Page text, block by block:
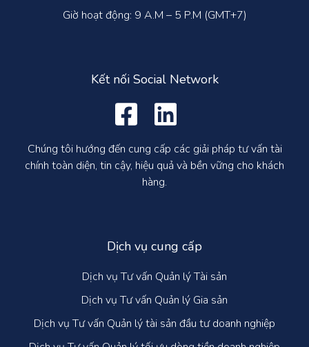
Giờ hoạt động: 9 A.M – 5 P.M (GMT+7)
Kết nối Social Network
Chúng tôi hướng đến cung cấp các giải pháp tư vấn tài
chính toàn diện, tin cậy, hiệu quả và bền vững cho khách
hàng.
Dịch vụ cung cấp
Dịch vụ Tư vấn Quản lý Tài sản
Dịch vụ Tư vấn Quản lý Gia sản
Dịch vụ Tư vấn Quản lý tài sản đầu tư doanh nghiệp